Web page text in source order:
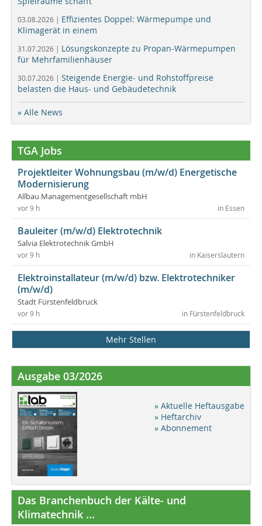
03.08.2026 | Effizientes Doppel: Wärmepumpe und
Klimagerät in einem
31.07.2026 | Lösungskonzepte zu Propan-Wärmepumpen
für Mehrfamilienhäuser
30.07.2026 | Steigende Energie- und Rohstoffpreise
belasten die Haus- und Gebäudetechnik
» Alle News
TGA Jobs
Projektleiter Wohnungsbau (m/w/d) Energetische
Modernisierung
Allbau Managementgesellschaft mbH
in Essen
vor 9 h
Bauleiter (m/w/d) Elektrotechnik
Salvia Elektrotechnik GmbH
in Kaiserslautern
vor 9 h
Elektroinstallateur (m/w/d) bzw. Elektrotechniker
(m/w/d)
Stadt Fürstenfeldbruck
in Fürstenfeldbruck
vor 9 h
Mehr Stellen
Ausgabe 03/2026
» Aktuelle Heftausgabe
» Heftarchiv
» Abonnement
Das Branchenbuch der Kälte- und
Klimatechnik ...